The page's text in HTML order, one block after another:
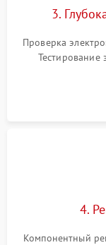
3.
Проверка
Тестирование
температуры
жерновов
4.
Компонентный